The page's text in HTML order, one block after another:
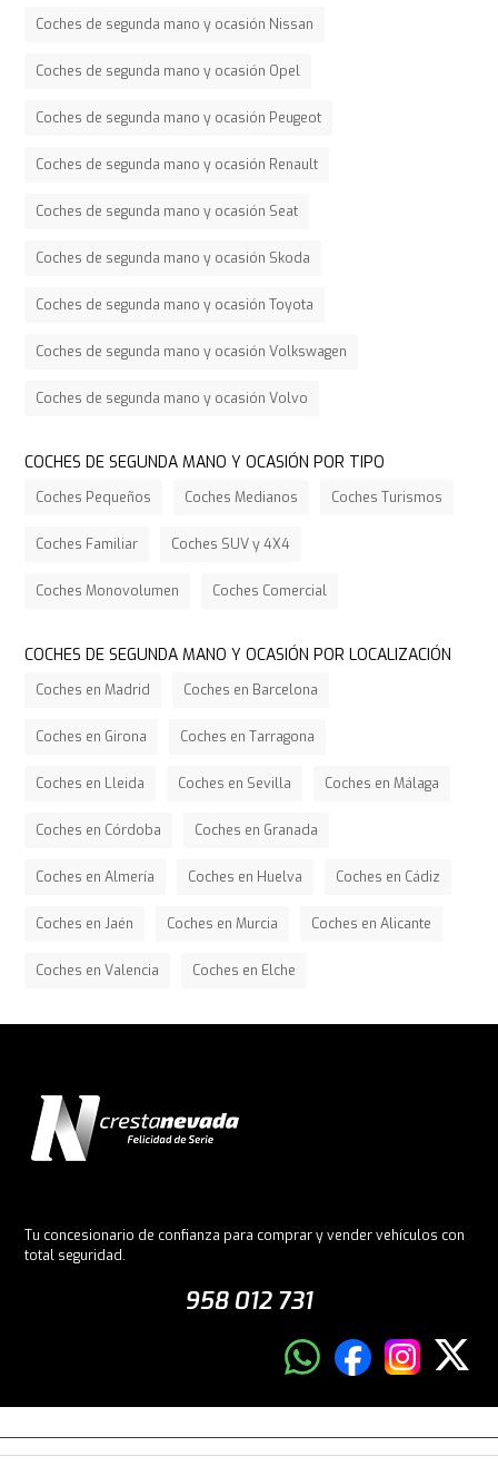
Coches de segunda mano y ocasión Nissan
Coches de segunda mano y ocasión Opel
Coches de segunda mano y ocasión Peugeot
Coches de segunda mano y ocasión Renault
Coches de segunda mano y ocasión Seat
Coches de segunda mano y ocasión Skoda
Coches de segunda mano y ocasión Toyota
Coches de segunda mano y ocasión Volkswagen
Coches de segunda mano y ocasión Volvo
COCHES DE SEGUNDA MANO Y OCASIÓN POR TIPO
Coches Pequeños Coches Medianos Coches Turismos
Coches Familiar Coches SUV y 4X4
Coches Monovolumen Coches Comercial
COCHES DE SEGUNDA MANO Y OCASIÓN POR LOCALIZACIÓN
Coches en Madrid Coches en Barcelona
Coches en Girona Coches en Tarragona
Coches en Lleida Coches en Sevilla Coches en Málaga
Coches en Córdoba Coches en Granada
Coches en Almería Coches en Huelva Coches en Cádiz
Coches en Jaén Coches en Murcia Coches en Alicante
Coches en Valencia Coches en Elche
Tu concesionario de confianza para comprar y vender vehículos con
total seguridad.
958 012 731